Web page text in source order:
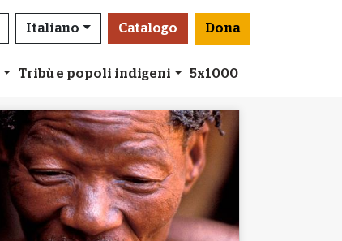
Italiano Catalogo Dona
Tribù e popoli indigeni 5x1000